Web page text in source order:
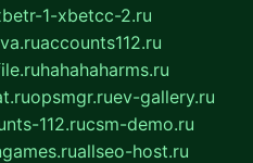
1-xbetcc-2.ru
accounts112.ru
hahahaharms.ru
opsmgr.ruev-gallery.ru
112.rucsm-demo.ru
allseo-host.ru